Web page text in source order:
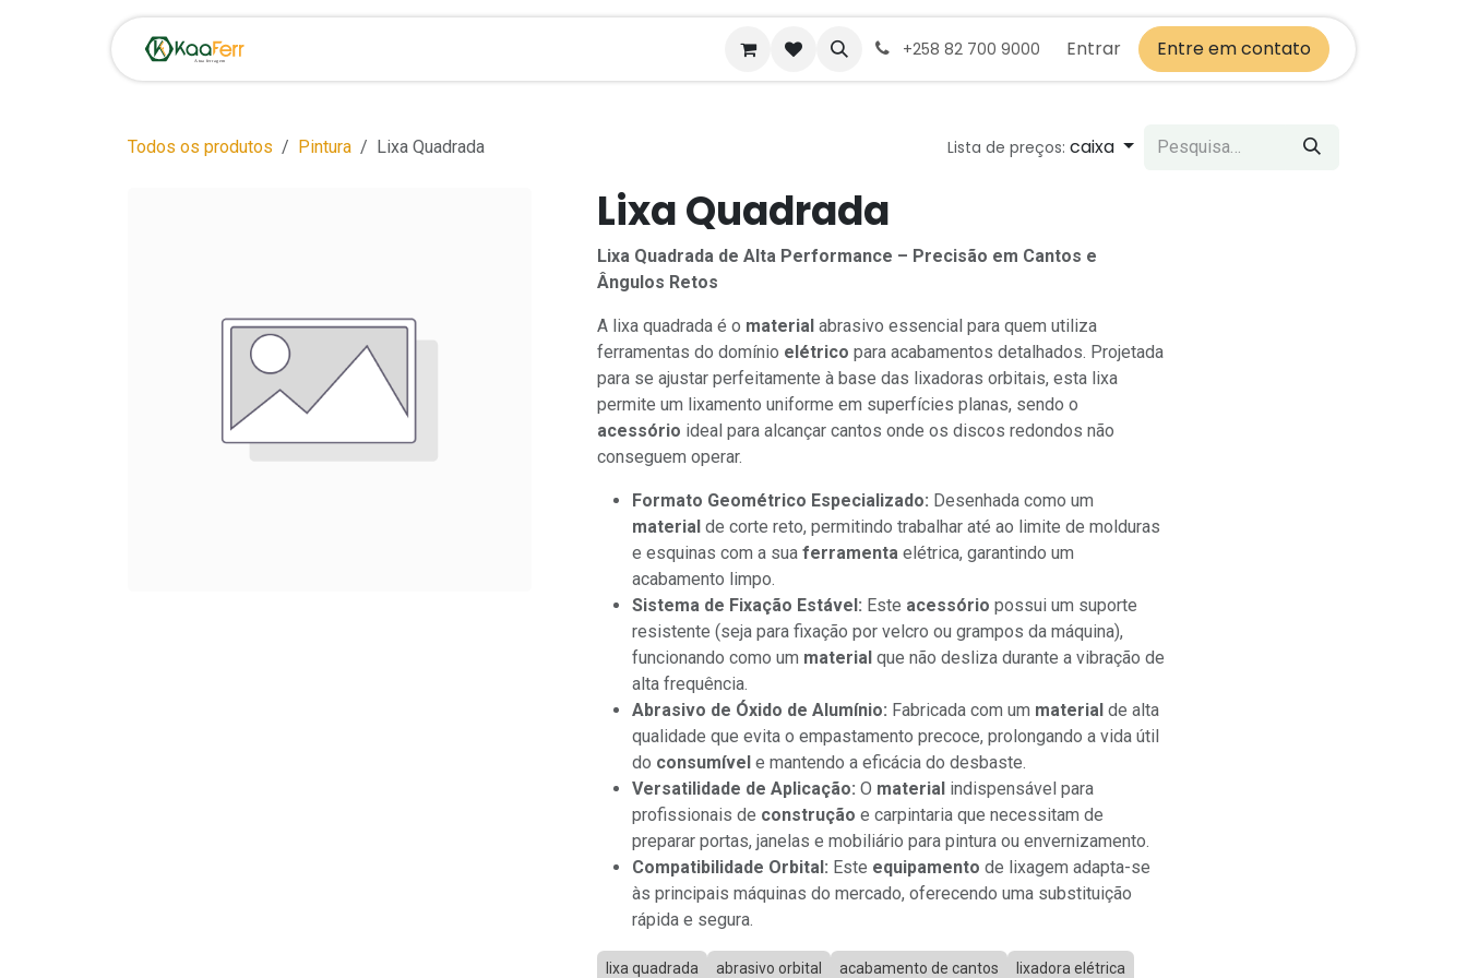
Pular para o conteúdo
+258 82 700 9000 Entrar Entre em contato
Todos os produtos Pintura Lixa Quadrada Lista de preços: caixa
Lixa Quadrada
Lixa Quadrada de Alta Performance – Precisão em Cantos e
Ângulos Retos
A lixa quadrada é o materialabrasivo essencial para quem utiliza
ferramentas do domínio elétrico para acabamentos detalhados. Projetada
para se ajustar perfeitamente à base das lixadoras orbitais, esta lixa
permite um lixamento uniforme em superfícies planas, sendo o
acessório ideal para alcançar cantos onde os discos redondos não
conseguem operar.
Formato Geométrico Especializado: Desenhada como um
materialde corte reto, permitindo trabalhar até ao limite de molduras
e esquinas com a sua ferramentaelétrica, garantindo um
acabamento limpo.
Sistema de Fixação Estável: Este acessório possui um suporte
resistente (seja para fixação por velcro ou grampos da máquina),
funcionando como um materialque não desliza durante a vibração de
alta frequência.
Abrasivo de Óxido de Alumínio: Fabricada com um materialde alta
qualidade que evita o empastamento precoce, prolongando a vida útil
do consumívele mantendo a eficácia do desbaste.
Versatilidade de Aplicação: O materialindispensável para
profissionais de construção e carpintaria que necessitam de
preparar portas, janelas e mobiliário para pintura ou envernizamento.
Compatibilidade Orbital: Este equipamento de lixagem adapta-se
às principais máquinas do mercado, oferecendo uma substituição
rápida e segura.
lixa quadrada abrasivo orbital acabamento de cantos lixadora elétrica